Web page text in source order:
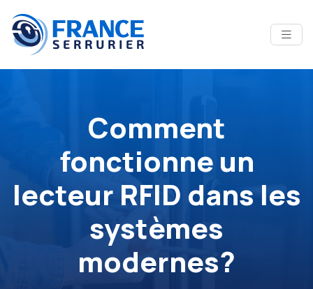
Comment
fonctionne un
lecteur RFID dans les
systèmes
modernes?